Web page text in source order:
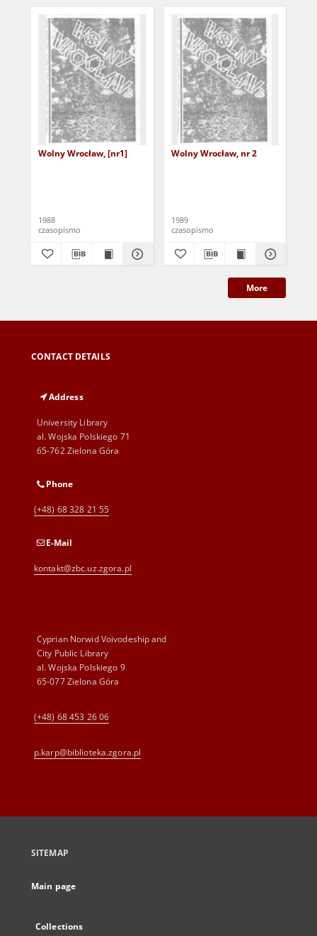
Wolny Wrocław, [nr1]
1988
czasopismo
Wolny Wrocław, nr 2
1989
czasopismo
More
CONTACT DETAILS
Address
University Library
al. Wojska Polskiego 71
65-762 Zielona Góra
Phone
(+48) 68 328 21 55
E-Mail
kontakt@zbc.uz.zgora.pl
Cyprian Norwid Voivodeship and
City Public Library
al. Wojska Polskiego 9
65-077 Zielona Góra
(+48) 68 453 26 06
p.karp@biblioteka.zgora.pl
SITEMAP
Main page
Collections